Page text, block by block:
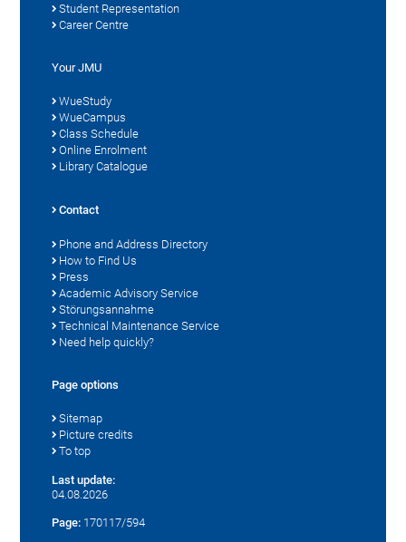
Student Representation
Career Centre
Your JMU
WueStudy
WueCampus
Class Schedule
Online Enrolment
Library Catalogue
Contact
Phone and Address Directory
How to Find Us
Press
Academic Advisory Service
Störungsannahme
Technical Maintenance Service
Need help quickly?
Page options
Sitemap
Picture credits
To top
Last update:
04.08.2026
Page: 170117/594